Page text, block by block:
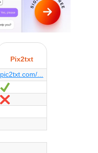
Pix2txt
pic2txt.com/...
Oui
Non